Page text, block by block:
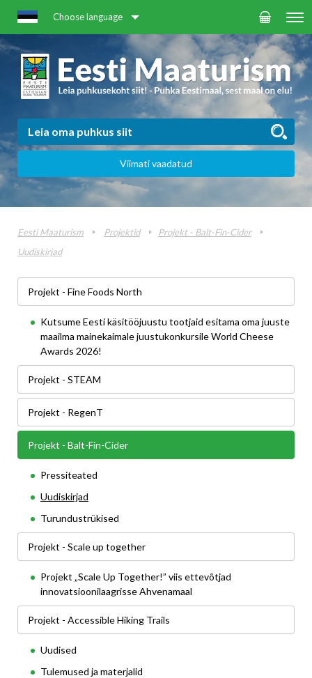
Choose language
Viimati vaadatud
Eesti Maaturism Projektid
Projekt - Balt-Fin-Cider
Uudiskirjad
Projekt - Fine Foods North
Kutsume Eesti käsitööjuustu tootjaid esitama oma juuste
maailma mainekaimale juustukonkursile World Cheese
Awards 2026!
Projekt - STEAM
Projekt - RegenT
Projekt - Balt-Fin-Cider
Pressiteated
Uudiskirjad
Turundustrükised
Projekt - Scale up together
Projekt „Scale Up Together!” viis ettevõtjad
innovatsioonilaagrisse Ahvenamaal
Projekt - Accessible Hiking Trails
Uudised
Tulemused ja materjalid